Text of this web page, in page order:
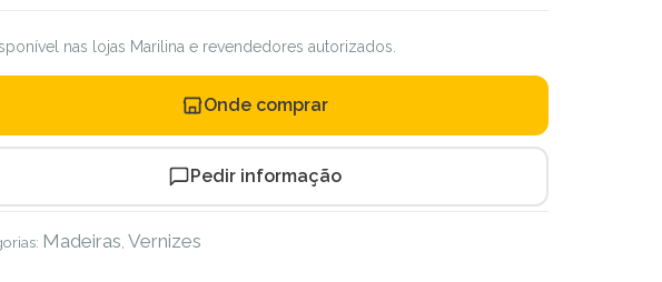
nas lojas Marilina e revendedores autorizados.
Onde comprar
Pedir informação
Madeiras Vernizes